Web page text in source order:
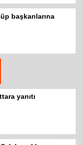
başkanlarına
yanıtı